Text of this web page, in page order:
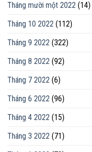
Tháng mười một 2022 (14)
Tháng 10 2022 (112)
Tháng 9 2022 (322)
Tháng 8 2022 (92)
Tháng 7 2022 (6)
Tháng 6 2022 (96)
Tháng 4 2022 (15)
Tháng 3 2022 (71)